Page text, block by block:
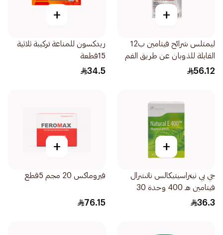
+
ليمتلس شرائح فيتامين ب12
القابلة للذوبان عن طريق الفم
56.12
+
ريدكسون للمناعة تركيبة ثلاثية
15قطعة
34.5
+
جي بي نيتراسيتيكالس ناتشرال
فيتامين هـ 400 وحدة 30
كبسولة
36.3
+
فيروماكس 20 مجم 5قطع
76.15